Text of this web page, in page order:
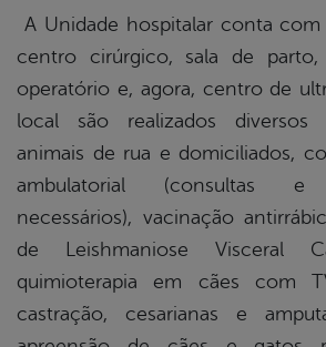
A Unidade hospitalar conta com
centro cirúrgico, sala de
operatório e, agora, centro de
local são realizados diversos
animais de rua e domiciliados,
ambulatorial (consultas e
necessários), vacinação
de Leishmaniose Visceral
quimioterapia em cães com
castração, cesarianas e